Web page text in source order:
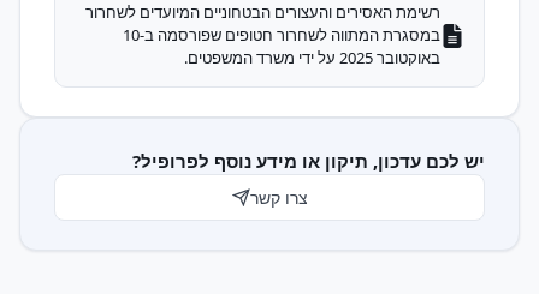
רשימת האסירים והעצורים הבטחוניים המיועדים לשחרור
במסגרת המתווה לשחרור חטופים שפורסמה ב-10
באוקטובר 2025 על ידי משרד המשפטים.
יש לכם עדכון, תיקון או מידע נוסף לפרופיל?
צרו קשר